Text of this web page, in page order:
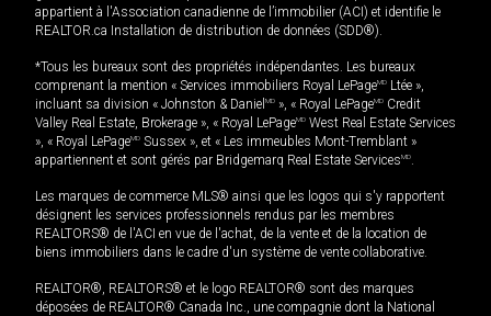
appartient à l'Association canadienne de l’immobilier (ACI) et identifie le
REALTOR.ca Installation de distribution de données (SDD®).
*Tous les bureaux sont des propriétés indépendantes. Les bureaux
comprenant la mention « Services immobiliers Royal LePageMD Ltée »,
incluant sa division « Johnston & Daniel MD », « Royal LePageMD Credit
Valley Real Estate, Brokerage », « Royal LePageMD West Real Estate Services
», « Royal LePageMD Sussex », et « Les immeubles Mont-Tremblant »
appartiennent et sont gérés par Bridgemarq Real Estate ServicesMD
Les marques de commerce MLS® ainsi que les logos qui s'y rapportent
désignent les services professionnels rendus par les membres
REALTORS® de l'ACI en vue de l'achat, de la vente et de la location de
biens immobiliers dans le cadre d'un système de vente collaborative.
REALTOR®, REALTORS® et le logo REALTOR® sont des marques
déposées de REALTOR® Canada Inc., une compagnie dont la National